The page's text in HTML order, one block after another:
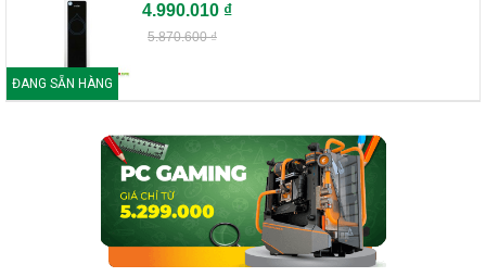
ĐANG SẴN HÀNG
4.990.010 ₫
5.870.600 ₫